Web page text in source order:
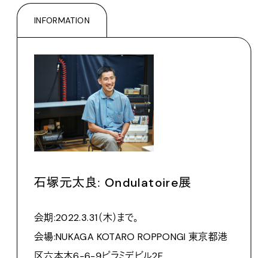
INFORMATION
石塚元太良: Ondulatoire展
会期:2022.3.31（木）まで。
会場:NUKAGA KOTARO ROPPONGI 東京都港